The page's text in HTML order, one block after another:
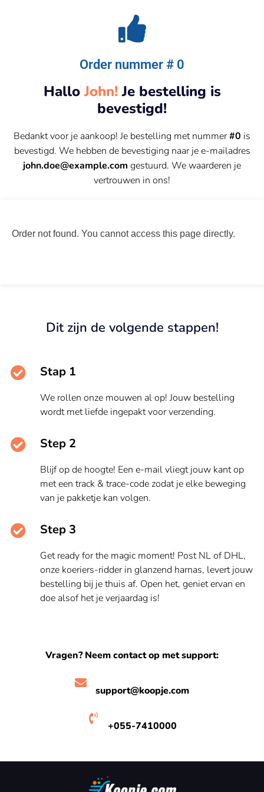
Order nummer # 0
HalloJohn! Je bestelling is
bevestigd!
Bedankt voor je aankoop! Je bestelling met nummer#0 is
bevestigd. We hebben de bevestiging naar je e-mailadres
john.doe@example.com gestuurd. We waarderen je
vertrouwen in ons!
Order not found. You cannot access this page directly.
Dit zijn de volgende stappen!
Stap 1
We rollen onze mouwen al op! Jouw bestelling
wordt met liefde ingepakt voor verzending.
Step 2
Blijf op de hoogte! Een e-mail vliegt jouw kant op
met een track & trace-code zodat je elke beweging
van je pakketje kan volgen.
Step 3
Get ready for the magic moment! Post NL of DHL,
onze koeriers-ridder in glanzend harnas, levert jouw
bestelling bij je thuis af. Open het, geniet ervan en
doe alsof het je verjaardag is!
Vragen? Neem contact op met support:
support@koopje.com
+055-7410000